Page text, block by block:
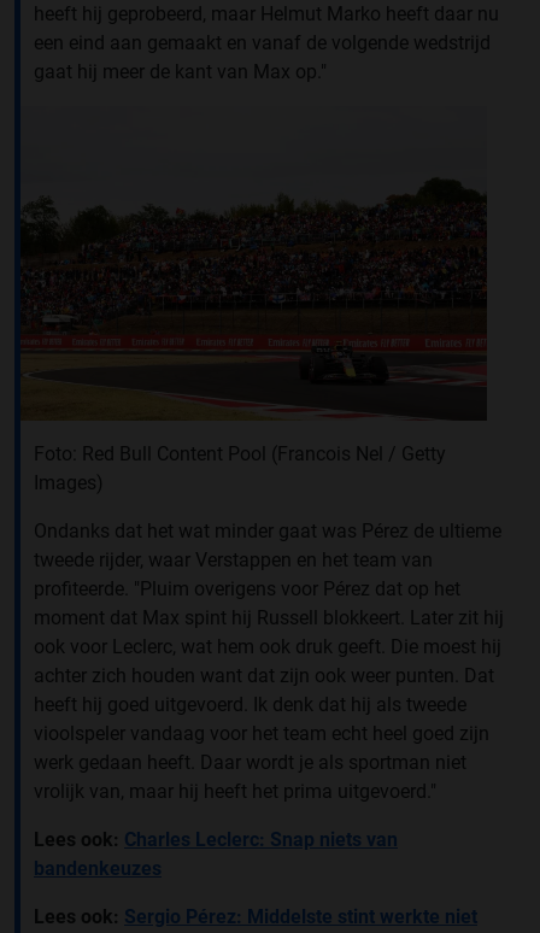
heeft hij geprobeerd, maar Helmut Marko heeft daar nu
een eind aan gemaakt en vanaf de volgende wedstrijd
gaat hij meer de kant van Max op."
Foto: Red Bull Content Pool (Francois Nel / Getty
Images)
Ondanks dat het wat minder gaat was Pérez de ultieme
tweede rijder, waar Verstappen en het team van
profiteerde. "Pluim overigens voor Pérez dat op het
moment dat Max spint hij Russell blokkeert. Later zit hij
ook voor Leclerc, wat hem ook druk geeft. Die moest hij
achter zich houden want dat zijn ook weer punten. Dat
heeft hij goed uitgevoerd. Ik denk dat hij als tweede
vioolspeler vandaag voor het team echt heel goed zijn
werk gedaan heeft. Daar wordt je als sportman niet
vrolijk van, maar hij heeft het prima uitgevoerd."
Lees ook: Charles Leclerc: Snap niets van
bandenkeuzes
Lees ook: Sergio Pérez: Middelste stint werkte niet